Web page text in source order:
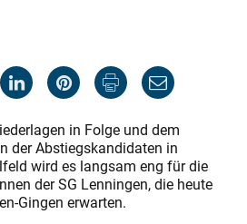
in Folge und dem
der Abstiegskandidaten in
wird es langsam eng für die
der SG Lenningen, die heute
Gingen erwarten.